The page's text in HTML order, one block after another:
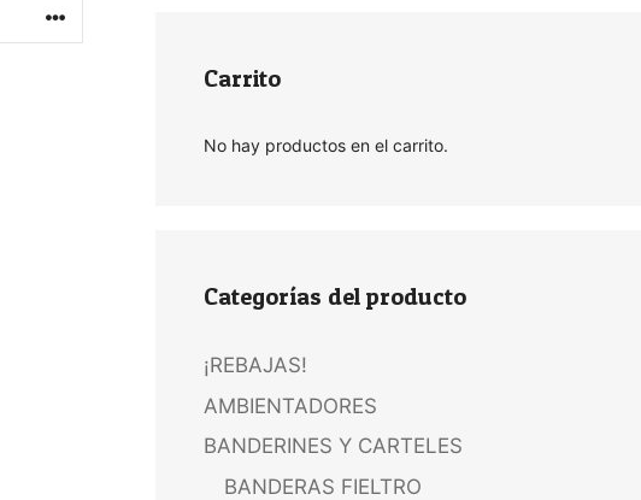
Carrito
No hay productos en el carrito.
Categorías del producto
¡REBAJAS!
AMBIENTADORES
BANDERINES Y CARTELES
BANDERAS FIELTRO